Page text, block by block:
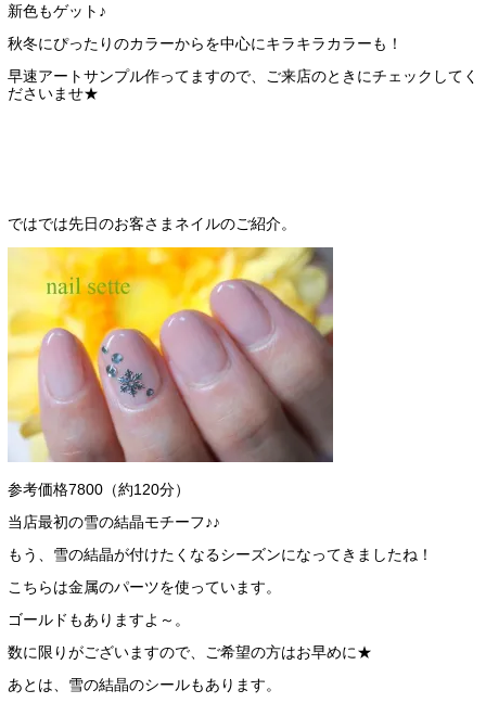
新色もゲット♪
秋冬にぴったりのカラーからを中心にキラキラカラーも！
早速アートサンプル作ってますので、ご来店のときにチェックしてく
ださいませ★
ではでは先日のお客さまネイルのご紹介。
参考価格7800（約120分）
当店最初の雪の結晶モチーフ♪♪
もう、雪の結晶が付けたくなるシーズンになってきましたね！
こちらは金属のパーツを使っています。
ゴールドもありますよ～。
数に限りがございますので、ご希望の方はお早めに★
あとは、雪の結晶のシールもあります。